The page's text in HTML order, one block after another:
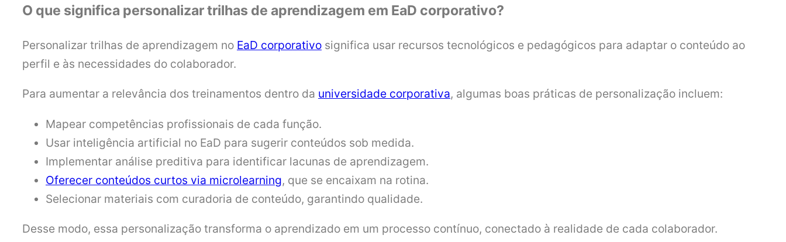
O que significa personalizar trilhas de aprendizagem em EaD corporativo?
Personalizar trilhas de aprendizagem no EaD corporativo significa usar recursos tecnológicos e pedagógicos para adaptar o conteúdo ao
perfil e às necessidades do colaborador.
Para aumentar a relevância dos treinamentos dentro da universidade corporativa, algumas boas práticas de personalização incluem:
Mapear competências profissionais de cada função.
Usar inteligência artificial no EaD para sugerir conteúdos sob medida.
Implementar análise preditiva para identificar lacunas de aprendizagem.
Oferecer conteúdos curtos via microlearning, que se encaixam na rotina.
Selecionar materiais com curadoria de conteúdo, garantindo qualidade.
Desse modo, essa personalização transforma o aprendizado em um processo contínuo, conectado à realidade de cada colaborador.